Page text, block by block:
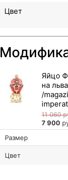
Цвет
Яйцо
на
11 060
7 900
Размер
Цвет